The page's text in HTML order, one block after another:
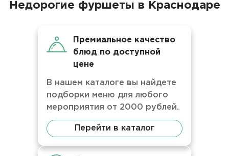
Недорогие фуршеты в Краснодаре
Премиальное качество
блюд по доступной
цене
В нашем каталоге вы найдете
подборки меню для любого
мероприятия от 2000 рублей.
Перейти в каталог